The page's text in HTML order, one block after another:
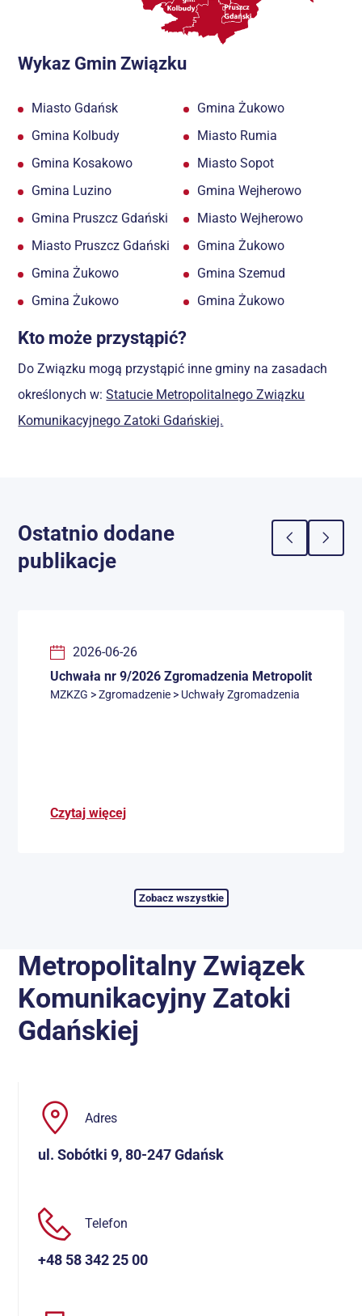
Wykaz Gmin Związku
Miasto Gdańsk
Gmina Kolbudy
Gmina Kosakowo
Gmina Luzino
Gmina Pruszcz Gdański
Miasto Pruszcz Gdański
Gmina Żukowo
Gmina Żukowo
Gmina Żukowo
Miasto Rumia
Miasto Sopot
Gmina Wejherowo
Miasto Wejherowo
Gmina Żukowo
Gmina Szemud
Gmina Żukowo
Kto może przystąpić?
Do Związku mogą przystąpić inne gminy na zasadach
określonych w:Statucie Metropolitalnego Związku
Komunikacyjnego Zatoki Gdańskiej.
Ostatnio dodane
publikacje
Komunikacyjnego Zatoki Gdańskiej z dnia...
2026-06-26
Uchwała nr 9/2026 Zgromadzenia
MZKZG > Zgromadzenie > Uchwały Zgromadzenia
Czytaj więcej
zobacz wszystkie
Metropolitalny Związek
Komunikacyjny Zatoki
Gdańskiej
Adres
ul. Sobótki 9, 80-247 Gdańsk
Telefon
+48 58 342 25 00